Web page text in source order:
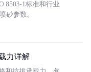
8503-1标准和行业
砂参数。
力详解